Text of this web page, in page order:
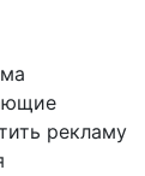
рекламу